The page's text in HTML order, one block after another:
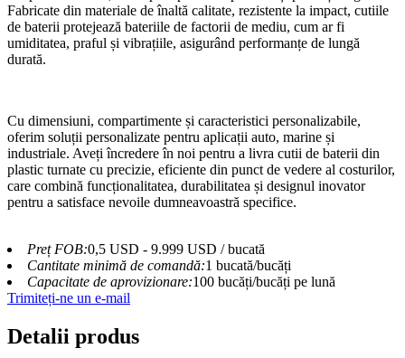
Fabricate din materiale de înaltă calitate, rezistente la impact, cutiile
de baterii protejează bateriile de factorii de mediu, cum ar fi
umiditatea, praful și vibrațiile, asigurând performanțe de lungă
durată.
Cu dimensiuni, compartimente și caracteristici personalizabile,
oferim soluții personalizate pentru aplicații auto, marine și
industriale. Aveți încredere în noi pentru a livra cutii de baterii din
plastic turnate cu precizie, eficiente din punct de vedere al costurilor,
care combină funcționalitatea, durabilitatea și designul inovator
pentru a satisface nevoile dumneavoastră specifice.
Preț FOB:0,5 USD - 9.999 USD / bucată
Cantitate minimă de comandă:1 bucată/bucăți
Capacitate de aprovizionare:100 bucăți/bucăți pe lună
Trimiteți-ne un e-mail
Detalii produs